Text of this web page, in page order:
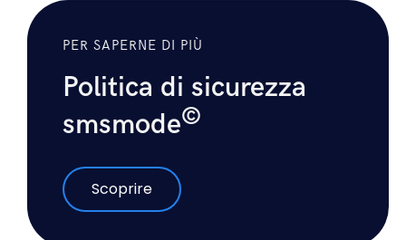
PER SAPERNE DI PIÙ
Politica di sicurezza
smsmode©
Scoprire